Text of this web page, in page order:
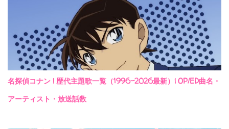
名探偵コナン | 歴代主題歌一覧（1996-2026最新）| OP/ED曲名・
アーティスト・放送話数